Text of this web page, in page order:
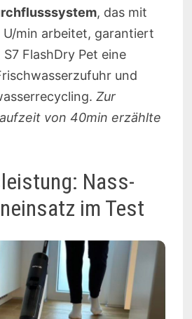
, das mit
min arbeitet, garantiert
S7 FlashDry Pet eine
und
Zur
von 40min erzählte
Nass-
im Test